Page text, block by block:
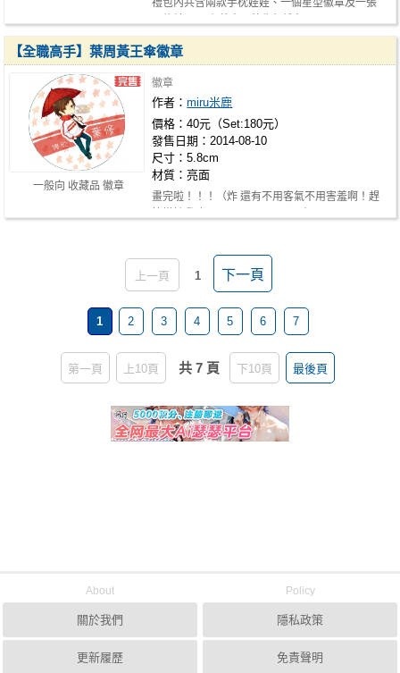
禮包內共含兩款手枕娃娃、一個星型徽章及一張
一般向 收藏品 徽章
【全職高手】葉周黃王傘徽章
徽章
作者：miru米鹿
價格：40元（Set:180元）
發售日期：2014-08-10
尺寸：5.8cm
材質：亮面
畫完啦！！！（炸 還有不用客氣不用害羞啊！趕
上一頁 1 下一頁
1 2 3 4 5 6 7
第一頁 上10頁 共 7 頁 下10頁 最後頁
About
關於我們
更新履歷
Policy
隱私政策
免責聲明